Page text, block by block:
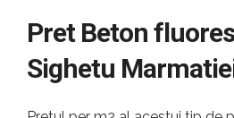
Pret Beton
Sighetu